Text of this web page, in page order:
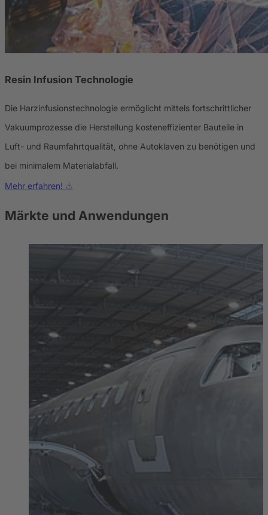
Resin Infusion Technologie
Die Harzinfusionstechnologie ermöglicht mittels fortschrittlicher
Vakuumprozesse die Herstellung kosteneffizienter Bauteile in
Luft- und Raumfahrtqualität, ohne Autoklaven zu benötigen und
bei minimalem Materialabfall.
Mehr erfahren!
Märkte und Anwendungen